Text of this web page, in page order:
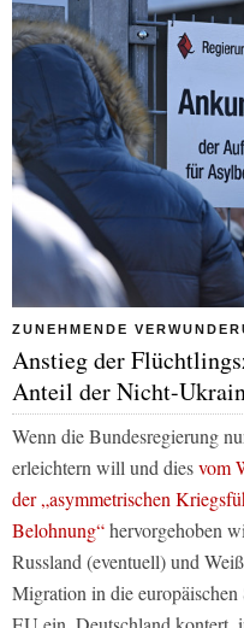
ZUNEHMENDE
Anstieg der
Anteil der Nicht-
Wenn die Bundesregierung
erleichtern will und diesvom
der „asymmetrischen
Belohnung“hervorgehoben
Russland (eventuell) und
Migration in die europäischen